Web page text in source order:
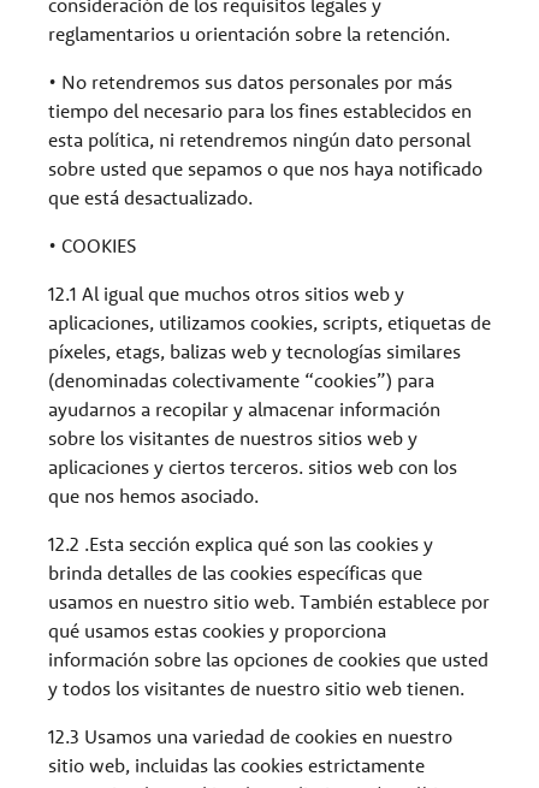
consideración de los requisitos legales y
reglamentarios u orientación sobre la retención.
• No retendremos sus datos personales por más
tiempo del necesario para los fines establecidos en
esta política, ni retendremos ningún dato personal
sobre usted que sepamos o que nos haya notificado
que está desactualizado.
• COOKIES
12.1 Al igual que muchos otros sitios web y
aplicaciones, utilizamos cookies, scripts, etiquetas de
píxeles, etags, balizas web y tecnologías similares
(denominadas colectivamente “cookies”) para
ayudarnos a recopilar y almacenar información
sobre los visitantes de nuestros sitios web y
aplicaciones y ciertos terceros. sitios web con los
que nos hemos asociado.
12.2 .Esta sección explica qué son las cookies y
brinda detalles de las cookies específicas que
usamos en nuestro sitio web. También establece por
qué usamos estas cookies y proporciona
información sobre las opciones de cookies que usted
y todos los visitantes de nuestro sitio web tienen.
12.3 Usamos una variedad de cookies en nuestro
sitio web, incluidas las cookies estrictamente